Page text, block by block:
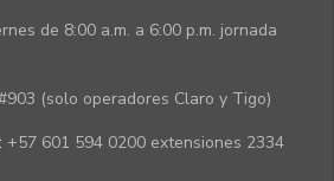
de 8:00 a.m. a 6:00 p.m. jornada
(solo operadores Claro y Tigo)
+57 601 594 0200 extensiones 2334